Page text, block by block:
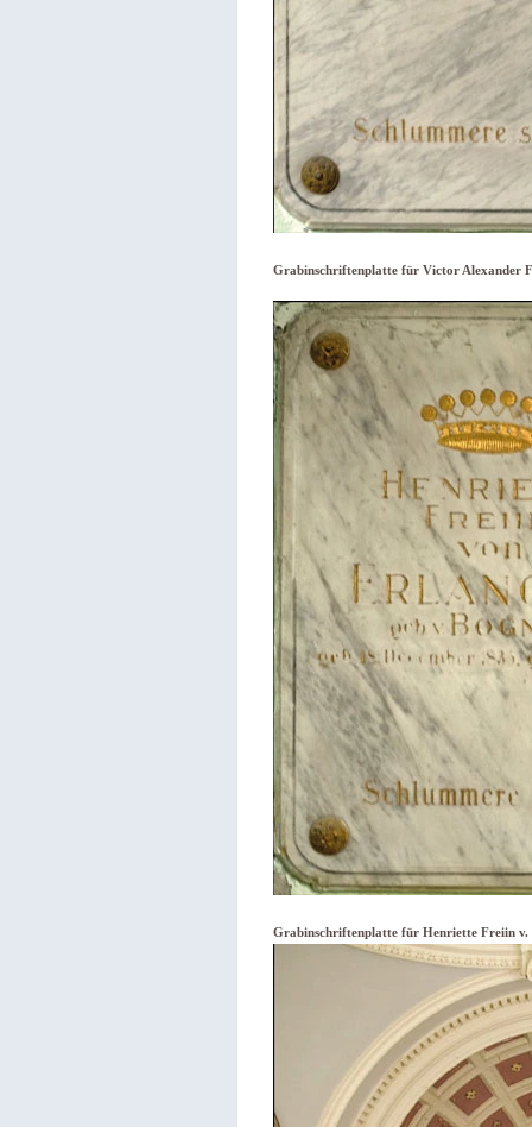
Grabinschriftenplatte für Victor Alexander
Grabinschriftenplatte für Henriette Freiin v.